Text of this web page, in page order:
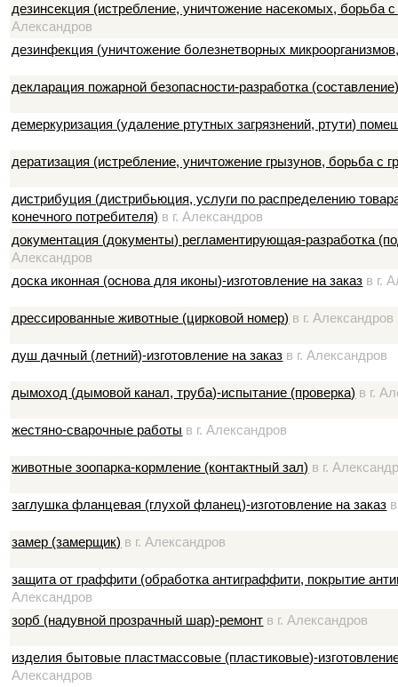
дезинсекция (истребление, уничтожение насекомых, борьба
Александров
дезинфекция (уничтожение болезнетворных
декларация пожарной безопасности-разработка
демеркуризация (удаление ртутных загрязнений, ртути)
дератизация (истребление, уничтожение грызунов, борьба с
дистрибуция (дистрибьюция, услуги по распределению
конечного потребителя) в г. Александров
документация (документы) регламентирующая-разработка
Александров
доска иконная (основа для иконы)-изготовление на заказ в г.
дрессированные животные (цирковой номер) в г. Александров
душ дачный (летний)-изготовление на заказ в г. Александров
дымоход (дымовой канал, труба)-испытание (проверка) в г.
жестяно-сварочные работы в г. Александров
животные зоопарка-кормление (контактный зал) в г.
заглушка фланцевая (глухой фланец)-изготовление на заказ
замер (замерщик) в г. Александров
защита от граффити (обработка антиграффити, покрытие
Александров
зорб (надувной прозрачный шар)-ремонт в г. Александров
изделия бытовые пластмассовые (пластиковые)-
Александров